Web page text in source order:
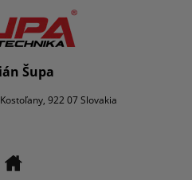
Šupa
922 07 Slovakia